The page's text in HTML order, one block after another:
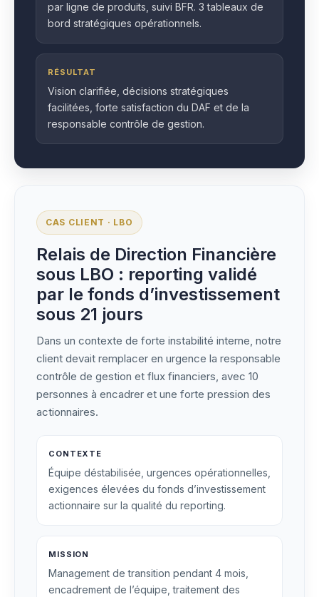
par ligne de produits, suivi BFR. 3 tableaux de
bord stratégiques opérationnels.
RÉSULTAT
Vision clarifiée, décisions stratégiques
facilitées, forte satisfaction du DAF et de la
responsable contrôle de gestion.
CAS CLIENT · LBO
Relais de Direction Financière
sous LBO : reporting validé
par le fonds d’investissement
sous 21 jours
Dans un contexte de forte instabilité interne, notre
client devait remplacer en urgence la responsable
contrôle de gestion et flux financiers, avec 10
personnes à encadrer et une forte pression des
actionnaires.
CONTEXTE
Équipe déstabilisée, urgences opérationnelles,
exigences élevées du fonds d’investissement
actionnaire sur la qualité du reporting.
MISSION
Management de transition pendant 4 mois,
encadrement de l’équipe, traitement des